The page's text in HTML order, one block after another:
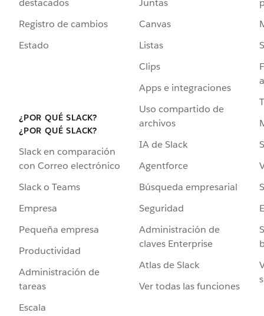
destacados
Registro de cambios
Estado
¿POR QUÉ SLACK?
¿POR QUÉ SLACK?
Slack en comparación
con Correo electrónico
Slack o Teams
Empresa
Pequeña empresa
Productividad
Administración de
tareas
Escala
Juntas
Canvas
Listas
Clips
Apps e integraciones
Uso compartido de
archivos
IA de Slack
Agentforce
Búsqueda empresarial
Seguridad
Administración de
claves Enterprise
Atlas de Slack
Ver todas las funciones